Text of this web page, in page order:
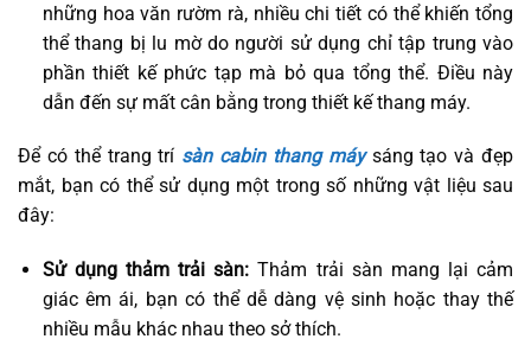
những hoa văn rườm rà, nhiều chi tiết có thể khiến tổng
thể thang bị lu mờ do người sử dụng chỉ tập trung vào
phần thiết kế phức tạp mà bỏ qua tổng thể. Điều này
dẫn đến sự mất cân bằng trong thiết kế thang máy.
Để có thể trang trí sàn cabin thang máysáng tạo và đẹp
mắt, bạn có thể sử dụng một trong số những vật liệu sau
đây:
Sử dụng thảm trải sàn:Thảm trải sàn mang lại cảm
giác êm ái, bạn có thể dễ dàng vệ sinh hoặc thay thế
nhiều mẫu khác nhau theo sở thích.